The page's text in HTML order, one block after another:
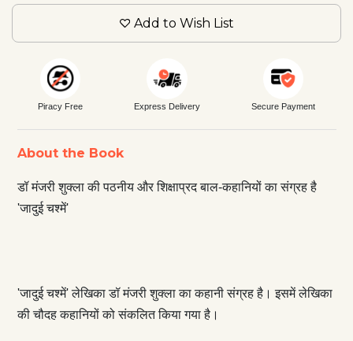
Add to Wish List
Piracy Free Express Delivery Secure Payment
About the Book
डॉ मंजरी शुक्ला की पठनीय और शिक्षाप्रद बाल-कहानियों का संग्रह है
'जादुई चश्में'
'जादुई चश्में' लेखिका डॉ मंजरी शुक्ला का कहानी संग्रह है। इसमें लेखिका
की चौदह कहानियों को संकलित किया गया है।